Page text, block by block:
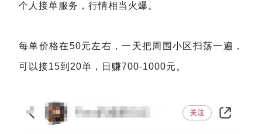
个人接单服务，行情相当火爆。
每单价格在50元左右，一天把周围小区扫荡一遍，
可以接15到20单，日赚700-1000元。